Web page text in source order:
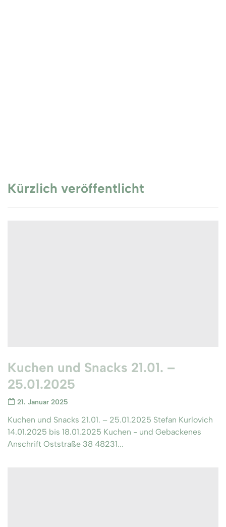
Kürzlich veröffentlicht
Kuchen und Snacks 21.01. –
25.01.2025
21. Januar 2025
Kuchen und Snacks 21.01. – 25.01.2025 Stefan Kurlovich
14.01.2025 bis 18.01.2025 Kuchen - und Gebackenes
Anschrift Oststraße 38 48231...